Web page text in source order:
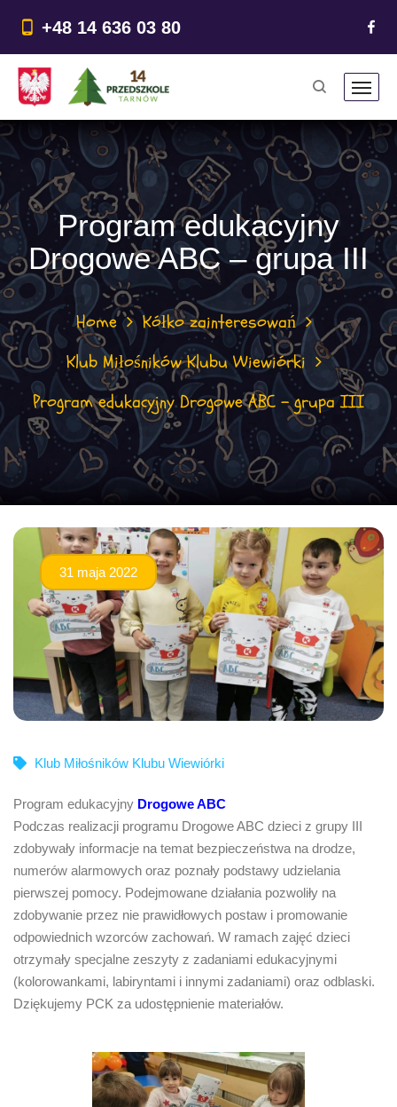
treści
+48 14 636 03 80
Program edukacyjny
Drogowe ABC – grupa III
Home
Kółko zainteresowań
Klub Miłośników Klubu Wiewiórki
Program edukacyjny Drogowe ABC – grupa III
31 maja 2022
Klub Miłośników Klubu Wiewiórki
Program edukacyjny Drogowe ABC
Podczas realizacji programu Drogowe ABC dzieci z grupy III
zdobywały informacje na temat bezpieczeństwa na drodze,
numerów alarmowych oraz poznały podstawy udzielania
pierwszej pomocy. Podejmowane działania pozwoliły na
zdobywanie przez nie prawidłowych postaw i promowanie
odpowiednich wzorców zachowań. W ramach zajęć dzieci
otrzymały specjalne zeszyty z zadaniami edukacyjnymi
(kolorowankami, labiryntami i innymi zadaniami) oraz odblaski.
Dziękujemy PCK za udostępnienie materiałów.